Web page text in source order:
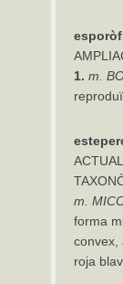
1. m.
m.
forma
convex,
roja